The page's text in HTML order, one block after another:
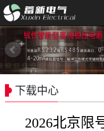
下载中心
2026北京限